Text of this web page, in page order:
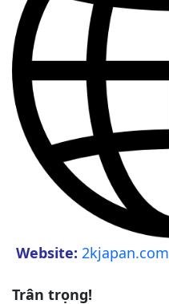
Website: 2kjapan.com
Trân trọng!